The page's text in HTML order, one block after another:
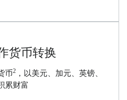
货币转换
币2 ，以美元、加元、英镑、
累财富